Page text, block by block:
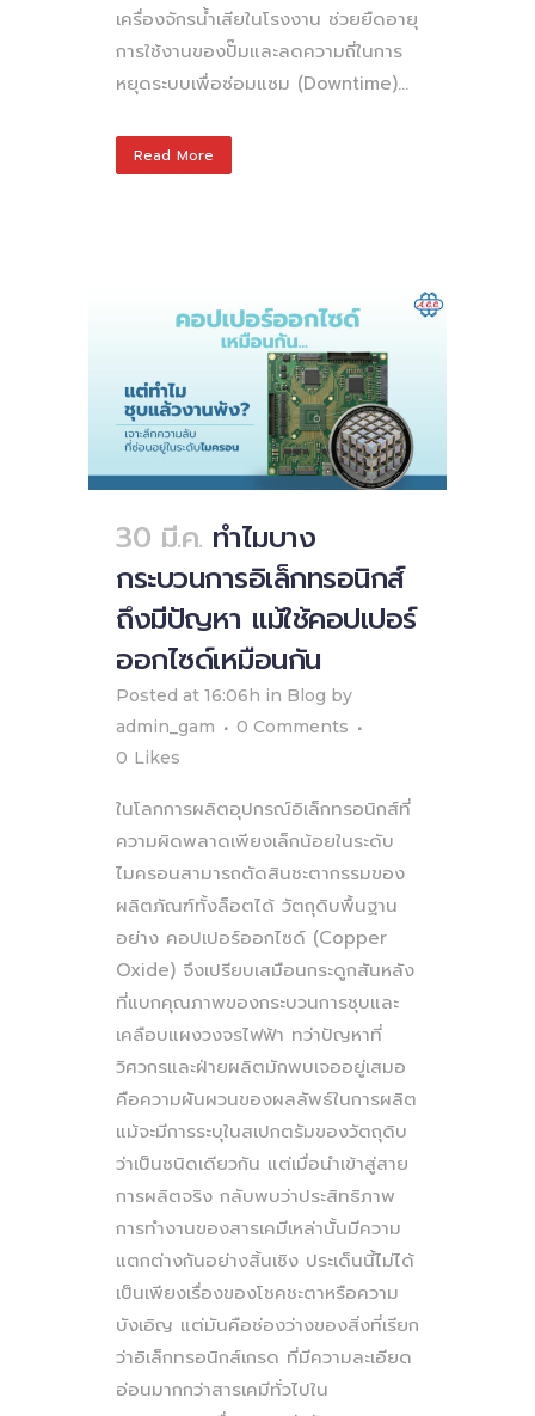
เครื่องจักรน้ำเสียในโรงงาน ช่วยยืดอายุ
การใช้งานของปั๊มและลดความถี่ในการ
หยุดระบบเพื่อซ่อมแซม (Downtime)...
Read More
30 มี.ค. ทำไมบาง
กระบวนการอิเล็กทรอนิกส์
ถึงมีปัญหา แม้ใช้คอปเปอร์
ออกไซด์เหมือนกัน
Posted at 16:06h in Blog by
admin_gam
0 Comments
0 Likes
ในโลกการผลิตอุปกรณ์อิเล็กทรอนิกส์ที่
ความผิดพลาดเพียงเล็กน้อยในระดับ
ไมครอนสามารถตัดสินชะตากรรมของ
ผลิตภัณฑ์ทั้งล็อตได้ วัตถุดิบพื้นฐาน
อย่าง คอปเปอร์ออกไซด์ (Copper
Oxide) จึงเปรียบเสมือนกระดูกสันหลัง
ที่แบกคุณภาพของกระบวนการชุบและ
เคลือบแผงวงจรไฟฟ้า ทว่าปัญหาที่
วิศวกรและฝ่ายผลิตมักพบเจออยู่เสมอ
คือความผันผวนของผลลัพธ์ในการผลิต
แม้จะมีการระบุในสเปกตรัมของวัตถุดิบ
ว่าเป็นชนิดเดียวกัน แต่เมื่อนำเข้าสู่สาย
การผลิตจริง กลับพบว่าประสิทธิภาพ
การทำงานของสารเคมีเหล่านั้นมีความ
แตกต่างกันอย่างสิ้นเชิง ประเด็นนี้ไม่ได้
เป็นเพียงเรื่องของโชคชะตาหรือความ
บังเอิญ แต่มันคือช่องว่างของสิ่งที่เรียก
ว่าอิเล็กทรอนิกส์เกรด ที่มีความละเอียด
อ่อนมากกว่าสารเคมีทั่วไปใน